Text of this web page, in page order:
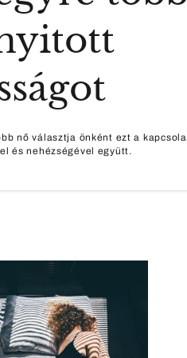
nő választja önként ezt a
és nehézségével együtt.